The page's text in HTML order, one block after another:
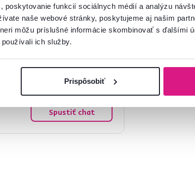
poskytovanie funkcií sociálnych médií a analýzu
naše webové stránky, poskytujeme aj našim
môžu príslušné informácie skombinovať s ďalšími
ich služby.
Prispôsobiť
Spustiť chat